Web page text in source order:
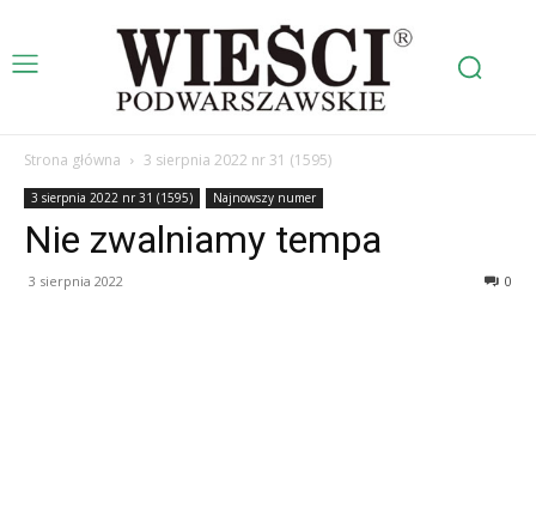
Strona główna 3 sierpnia 2022 nr 31 (1595)
3 sierpnia 2022 nr 31 (1595) Najnowszy numer
Nie zwalniamy tempa
3 sierpnia 2022 0